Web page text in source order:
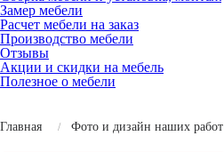
Замер мебели
Расчет мебели на заказ
Производство мебели
Отзывы
Акции и скидки на мебель
Полезное о мебели
Главная Фото и дизайн наших работ